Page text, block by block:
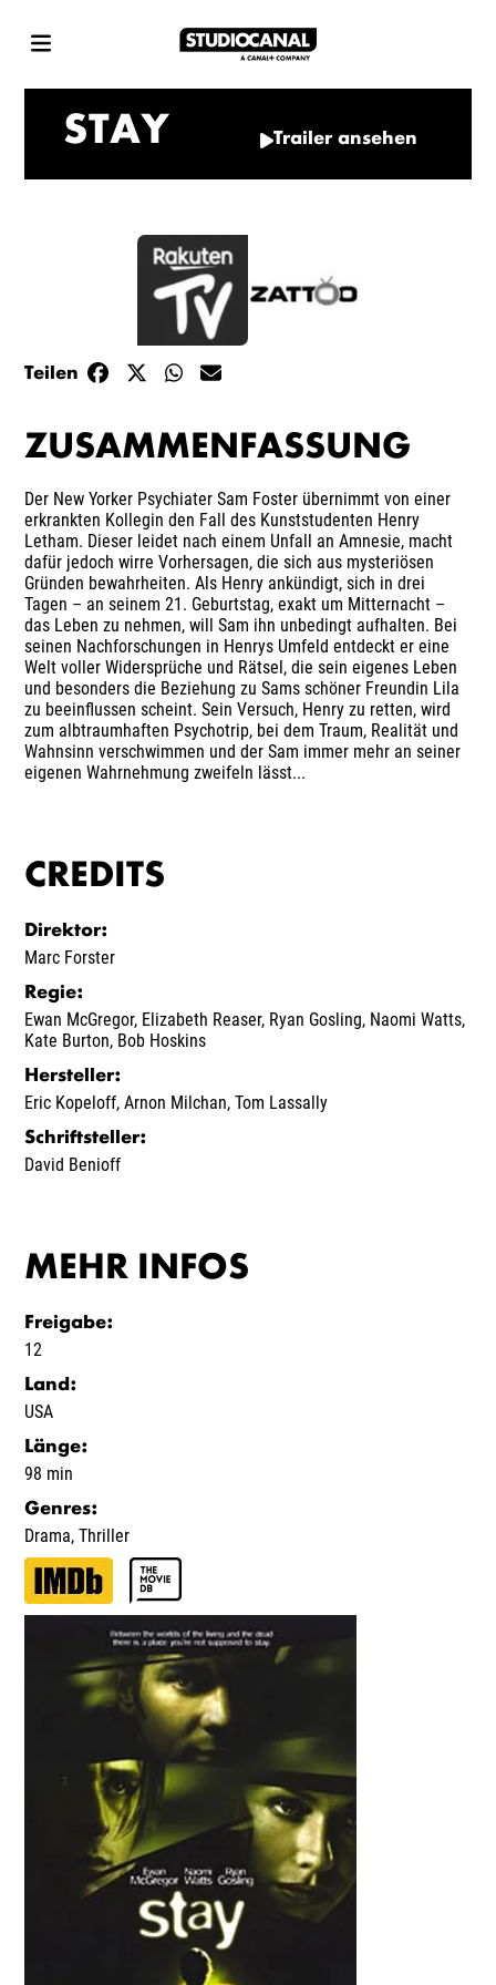
STAY Trailer ansehen
ZUSAMMENFASSUNG
Der New Yorker Psychiater Sam Foster übernimmt von einer
erkrankten Kollegin den Fall des Kunststudenten Henry
Letham. Dieser leidet nach einem Unfall an Amnesie, macht
dafür jedoch wirre Vorhersagen, die sich aus mysteriösen
Gründen bewahrheiten. Als Henry ankündigt, sich in drei
Tagen – an seinem 21. Geburtstag, exakt um Mitternacht –
das Leben zu nehmen, will Sam ihn unbedingt aufhalten. Bei
seinen Nachforschungen in Henrys Umfeld entdeckt er eine
Welt voller Widersprüche und Rätsel, die sein eigenes Leben
und besonders die Beziehung zu Sams schöner Freundin Lila
zu beeinflussen scheint. Sein Versuch, Henry zu retten, wird
zum albtraumhaften Psychotrip, bei dem Traum, Realität und
Wahnsinn verschwimmen und der Sam immer mehr an seiner
eigenen Wahrnehmung zweifeln lässt...
CREDITS
Direktor:
Marc Forster
Regie:
Ewan McGregor, Elizabeth Reaser, Ryan Gosling, Naomi Watts,
Kate Burton, Bob Hoskins
Hersteller:
Eric Kopeloff,Arnon Milchan,Tom Lassally
Schriftsteller:
David Benioff
MEHR INFOS
Freigabe:
12
Land :
USA
Länge:
98 min
Genres:
Drama,Thriller
Teilen